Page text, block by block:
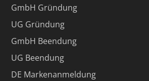
GmbH Gründung
UG Gründung
GmbH Beendung
UG Beendung
DE Markenanmeldung